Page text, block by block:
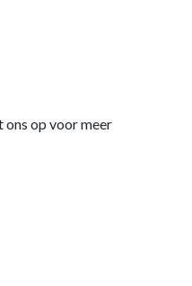
ons op voor meer